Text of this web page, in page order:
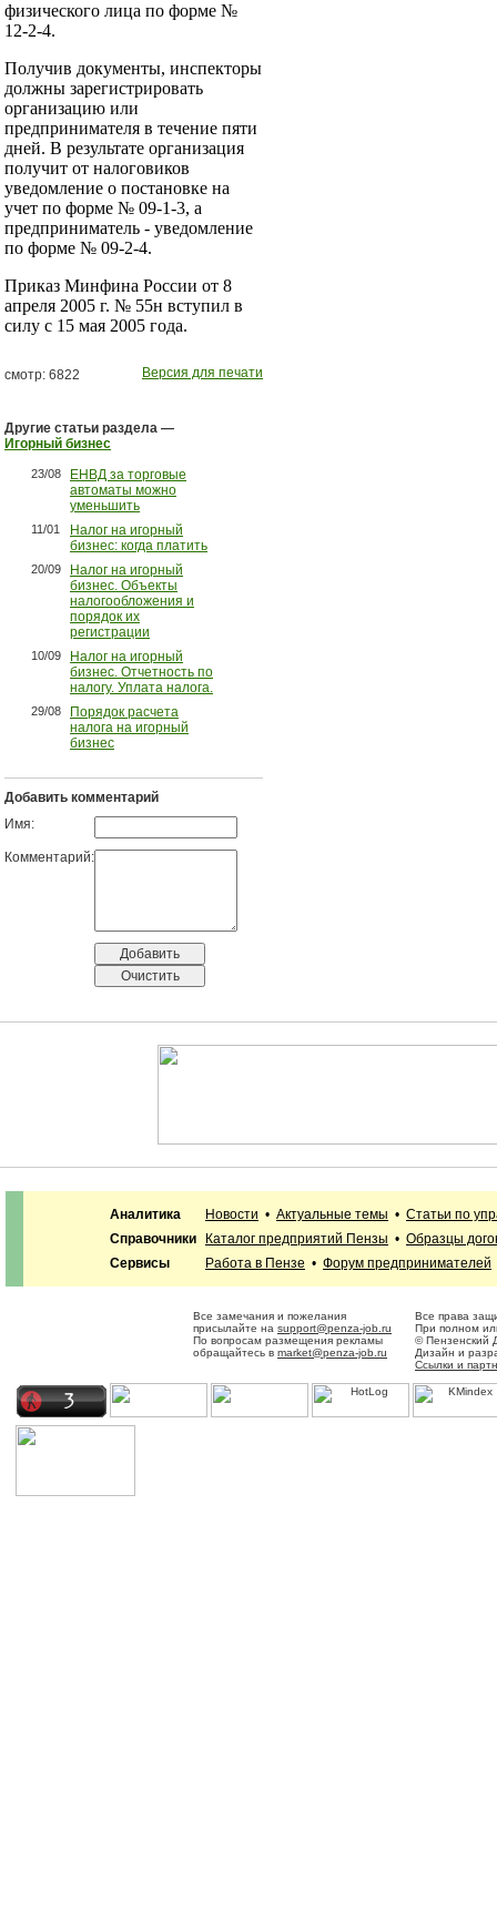
физического лица по форме №
12-2-4.
Получив документы, инспекторы
должны зарегистрировать
организацию или
предпринимателя в течение пяти
дней. В результате организация
получит от налоговиков
уведомление о постановке на
учет по форме № 09-1-3, а
предприниматель - уведомление
по форме № 09-2-4.
Приказ Минфина России от 8
апреля 2005 г. № 55н вступил в
силу с 15 мая 2005 года.
смотр: 6822 Версия для печати
Другие статьи раздела —
Игорный бизнес
23/08
ЕНВД за торговые
автоматы можно
уменьшить
11/01
Налог на игорный
бизнес: когда платить
20/09
Налог на игорный
бизнес. Объекты
налогообложения и
порядок их
регистрации
10/09
Налог на игорный
бизнес. Отчетность по
налогу. Уплата налога.
29/08
Порядок расчета
налога на игорный
бизнес
Добавить комментарий
Имя:
Комментарий:
Аналитика Новости • Актуальные темы • Статьи по
Справочники
Каталог предприятий Пензы • Образцы
Сервисы
Работа в Пензе • Форум предпринимателей
Все замечания и пожелания
присылайте на support@penza-job.ru
По вопросам размещения рекламы
обращайтесь в market@penza-job.ru
Все права
При полном
© Пензенский
Дизайн и
Ссылки и